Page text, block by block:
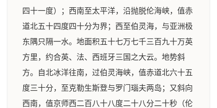
四十一度）；西南至太平洋，沿抛脱伦海峡，值赤
道北五十四度四十分为界；西至伯灵海，与亚洲极
东隅只隔一水。地面积五十七万七千三百九十万英
方里，约合英、法、西班牙三国之大云。地势斜
方。自北冰洋往南，过伯灵海峡，值赤道北六十五
度三十分，至克勒生斯登与罗门瑙夫两岛；又斜向
西南，值京师西二百八十八度二十八分二十秒（伦